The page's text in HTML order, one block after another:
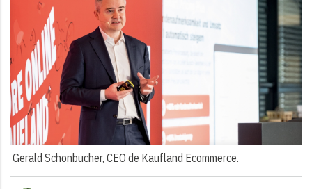
Gerald Schönbucher, CEO de Kaufland Ecommerce.